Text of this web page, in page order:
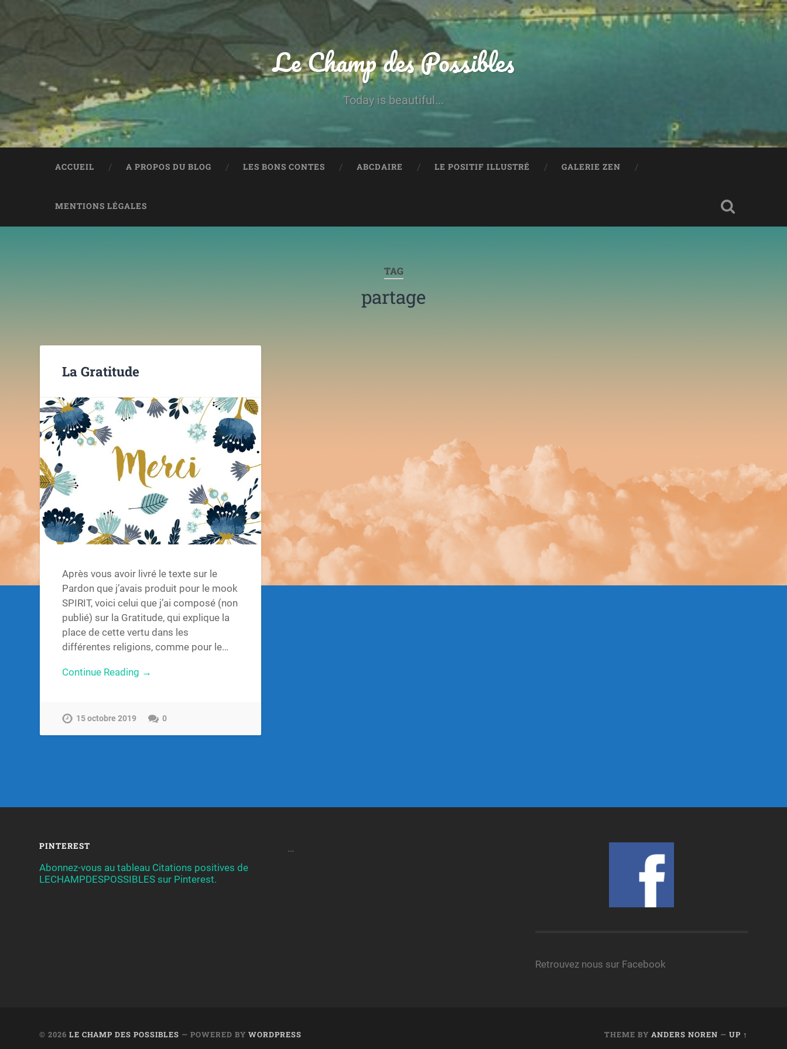
Le Champ des Possibles
Today is beautiful...
ACCUEIL A PROPOS DU BLOG LES BONS CONTES ABCDAIRE LE POSITIF ILLUSTRÉ GALERIE ZEN
MENTIONS LÉGALES
TAG
partage
La Gratitude
Après vous avoir livré le texte sur le
Pardon que j’avais produit pour le mook
SPIRIT, voici celui que j’ai composé (non
publié) sur la Gratitude, qui explique la
place de cette vertu dans les
différentes religions, comme pour le…
Continue Reading →
15 octobre 2019 0
PINTEREST
Abonnez-vous au tableau Citations positives de
LECHAMPDESPOSSIBLES sur Pinterest.
…
Retrouvez nous sur Facebook
© 2026LE CHAMP DES POSSIBLES — POWERED BYWORDPRESS THEME BY ANDERS NOREN — UP ↑